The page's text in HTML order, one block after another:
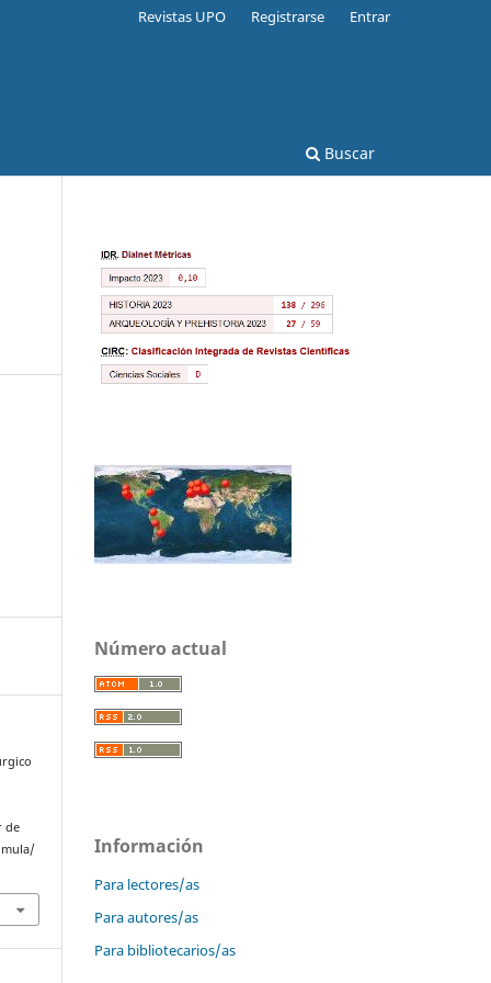
Buscar
Revistas UPO Registrarse Entrar
de
Número actual
Información
Para lectores/as
Para autores/as
Para bibliotecarios/as